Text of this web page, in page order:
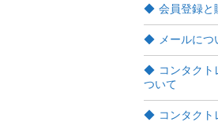
会員登録と
メールにつ
コンタクト
ついて
コンタク